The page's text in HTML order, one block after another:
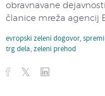
obravnavane
članice mreža agencij
evropski zeleni dogovor,
trg dela,zeleni prehod